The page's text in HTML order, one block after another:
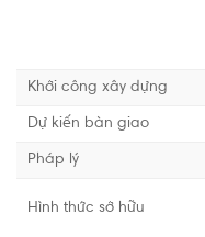
Dự kiến bàn giao
Pháp lý